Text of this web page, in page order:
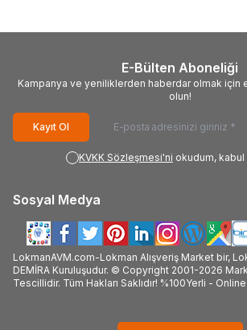
E-Bülten Aboneliği
Kampanya ve yeniliklerden haberdar olmak için
olun!
Kayıt Ol
KVKK Sözleşmesi'ni okudum,
Sosyal Medya
LokmanAVM.com-Lokman Alışveriş Market bir,
DEMİRA Kuruluşudur. © Copyright 2001-2026
Tescillidir. Tüm Hakları Saklıdır! %100Yerli -